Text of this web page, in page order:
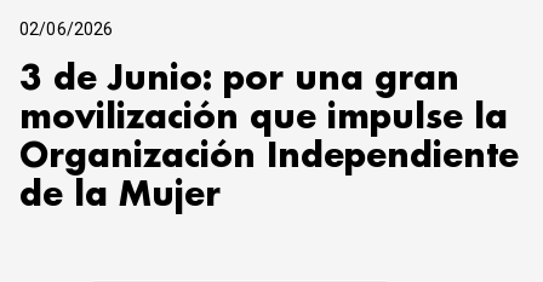
02/06/2026
3 de Junio: por una gran
movilización que impulse la
Organización Independiente
de la Mujer